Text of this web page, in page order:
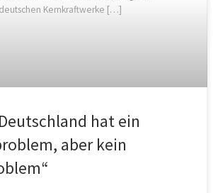
Kernkraftwerke […]
hat ein
aber kein